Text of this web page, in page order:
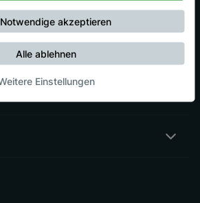
akzeptieren
Alle ablehnen
Einstellungen